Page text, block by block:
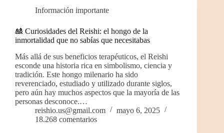
Información importante
🎎 Curiosidades del Reishi: el hongo de la
inmortalidad que no sabías que necesitabas
Más allá de sus beneficios terapéuticos, el Reishi
esconde una historia rica en simbolismo, ciencia y
tradición. Este hongo milenario ha sido
reverenciado, estudiado y utilizado durante siglos,
pero aún hay muchos aspectos que la mayoría de las
personas desconoce.…
reishio.us@gmail.com
mayo 6, 2025
18.268 comentarios